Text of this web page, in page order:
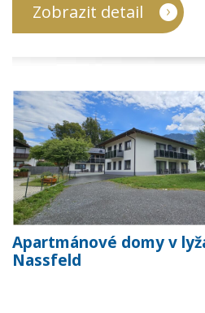
Zobrazit detail
Apartmánové domy v
Nassfeld